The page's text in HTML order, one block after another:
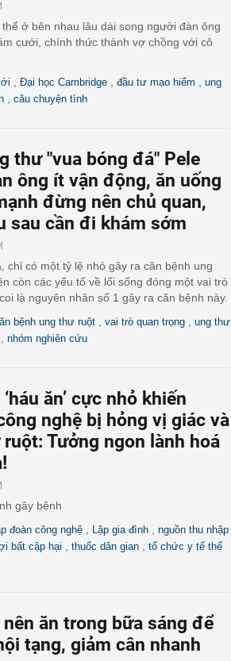
ở bên nhau lâu dài song người đàn ông
cưới, chính thức thành vợ chồng với cô
Đại học Cambridge đầu tư mạo hiểm
ung
câu chuyện tình
thư "vua bóng đá" Pele
ông ít vận động, ăn uống
đừng nên chủ quan,
sau cần đi khám sớm
chỉ có một tỷ lệ nhỏ gây ra căn bệnh ung
còn các yếu tố về lối sống đóng một vai trò
là nguyên nhân số 1 gây ra căn bệnh này.
bệnh ung thư ruột vai trò quan trọng
ung thư
nhóm nghiên cứu
ăn’ cực nhỏ khiến
nghệ bị hỏng vị giác và
Tưởng ngon lành hoá
gây bệnh
đoàn công nghệ Lập gia đình nguồn thu nhập
bất cập hại thuốc dân gian
tổ chức y tế thế
nên ăn trong bữa sáng để
tạng, giảm cân nhanh